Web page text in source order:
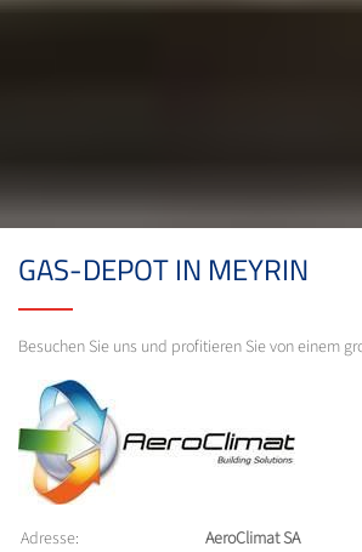
GAS-DEPOT IN MEYRIN
Besuchen Sie uns und profitieren Sie von einem
Adresse:
AeroClimat SA